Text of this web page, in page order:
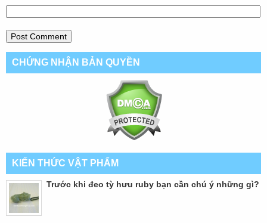
CHỨNG NHẬN BẢN QUYỀN
KIẾN THỨC VẬT PHẨM
Trước khi đeo tỳ hưu ruby bạn cần chú ý những gì?